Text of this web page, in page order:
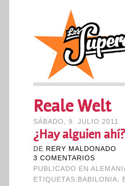
Reale Welt
SÁBADO, 9. JULIO 2011
¿Hay alguien ahí?
DE RERY MALDONADO
3 COMENTARIOS
PUBLICADO EN
ETIQUETAS: BABILONIA,